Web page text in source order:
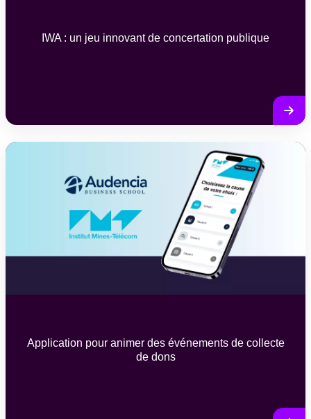
IWA : un jeu innovant de concertation publique
Application pour animer des événements de collecte
de dons